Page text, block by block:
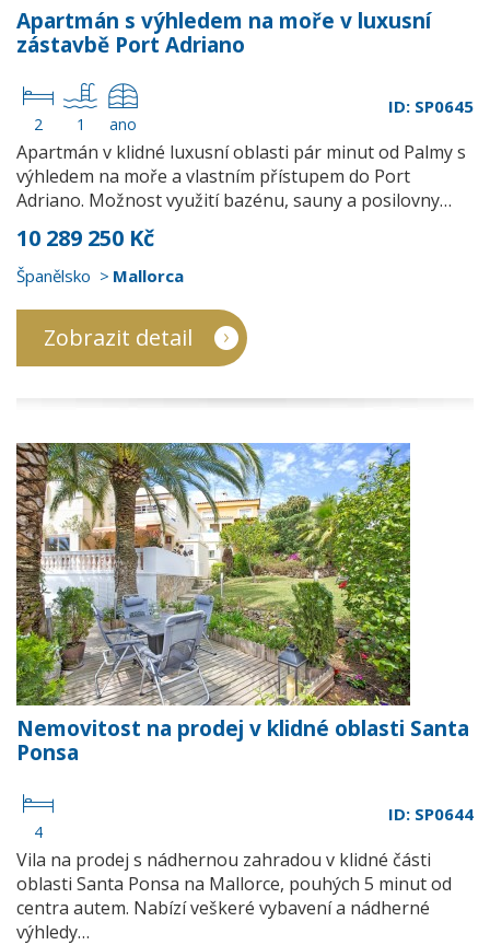
Apartmán s výhledem na moře v luxusní
zástavbě Port Adriano
2 1 ano
ID: SP0645
Apartmán v klidné luxusní oblasti pár minut od Palmy s
výhledem na moře a vlastním přístupem do Port
Adriano. Možnost využití bazénu, sauny a posilovny…
10 289 250 Kč
Španělsko Mallorca
Zobrazit detail
Nemovitost na prodej v klidné oblasti Santa
Ponsa
4
ID: SP0644
Vila na prodej s nádhernou zahradou v klidné části
oblasti Santa Ponsa na Mallorce, pouhých 5 minut od
centra autem. Nabízí veškeré vybavení a nádherné
výhledy…